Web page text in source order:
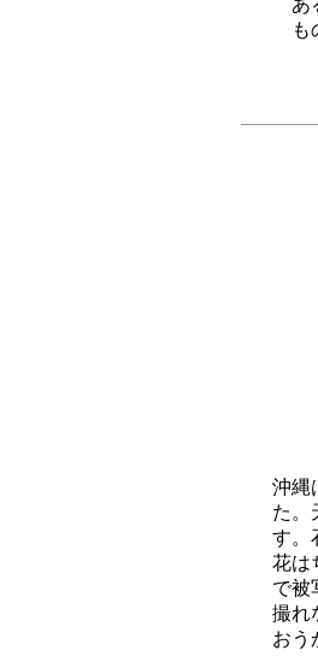
あ
沖縄
た。
す。
花は
で被
撮れ